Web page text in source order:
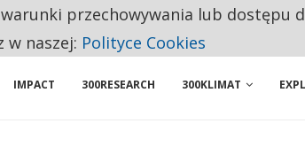
PODSTAWOWE ZAKUPY
IMPACT 300RESEARCH 300KLIMAT
przechowywania lub dostępu
w naszej: Polityce Cookies